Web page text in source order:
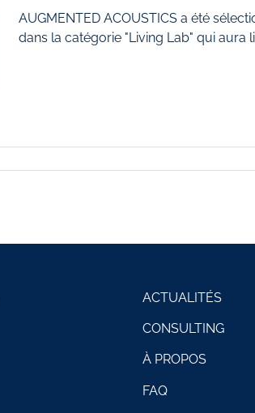
AUGMENTED ACOUSTICS a été
dans la catégorie "Living Lab" qui aura
ACTUALITÉS
CONSULTING
À PROPOS
FAQ